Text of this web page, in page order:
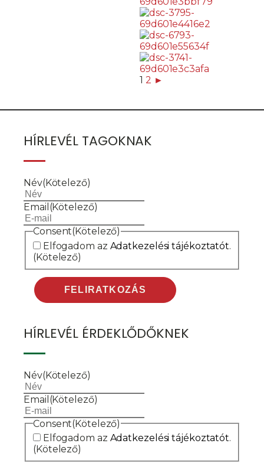
1 2 ►
HÍRLEVÉL TAGOKNAK
Név(Kötelező)
Email (Kötelező)
Consent(Kötelező)
Elfogadom az Adatkezelési tájékoztatót.
(Kötelező)
HÍRLEVÉL ÉRDEKLŐDŐKNEK
Név(Kötelező)
Email (Kötelező)
Consent(Kötelező)
Elfogadom az Adatkezelési tájékoztatót.
(Kötelező)